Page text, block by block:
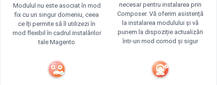
Modulul nu este asociat în mod
fix cu un singur domeniu, ceea
ce îți permite să îl utilizezi în
mod flexibil în cadrul instalărilor
tale Magento
necesar pentru instalarea prin
Composer. Vă oferim asistență
la instalarea modulului și vă
punem la dispoziție actualizări
într-un mod comod și sigur